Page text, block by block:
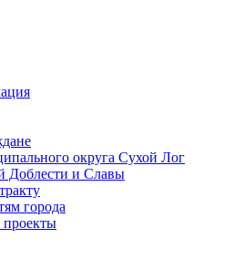
округа Сухой Лог
Доблести и Славы
города